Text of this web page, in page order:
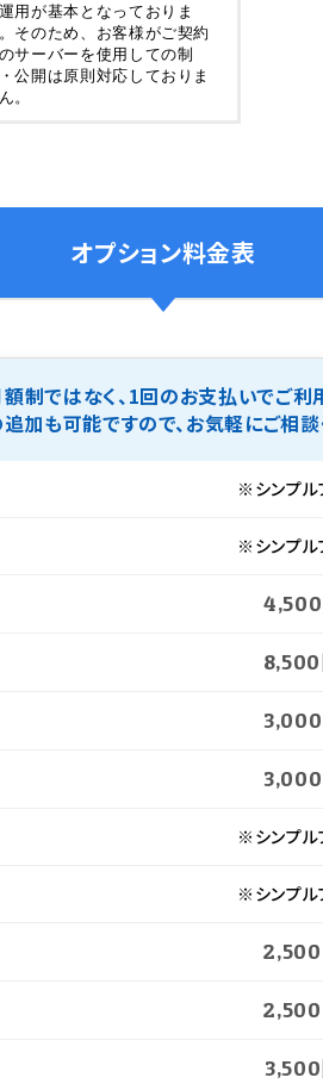
用が基本となっておりま
そのため、お客様がご契約
サーバーを使用しての制
公開は原則対応しておりま
。
オプション料金表
制ではなく、1回のお支払いでご利
加も可能ですので、お気軽にご相談
※シンプル
※シンプル
8,500
※シンプル
※シンプル
3,500